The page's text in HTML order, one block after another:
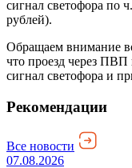
сигнал светофора по
рублей).
Обращаем внимание
что проезд через
сигнал светофора и
Рекомендации
Все новости
07.08.2026